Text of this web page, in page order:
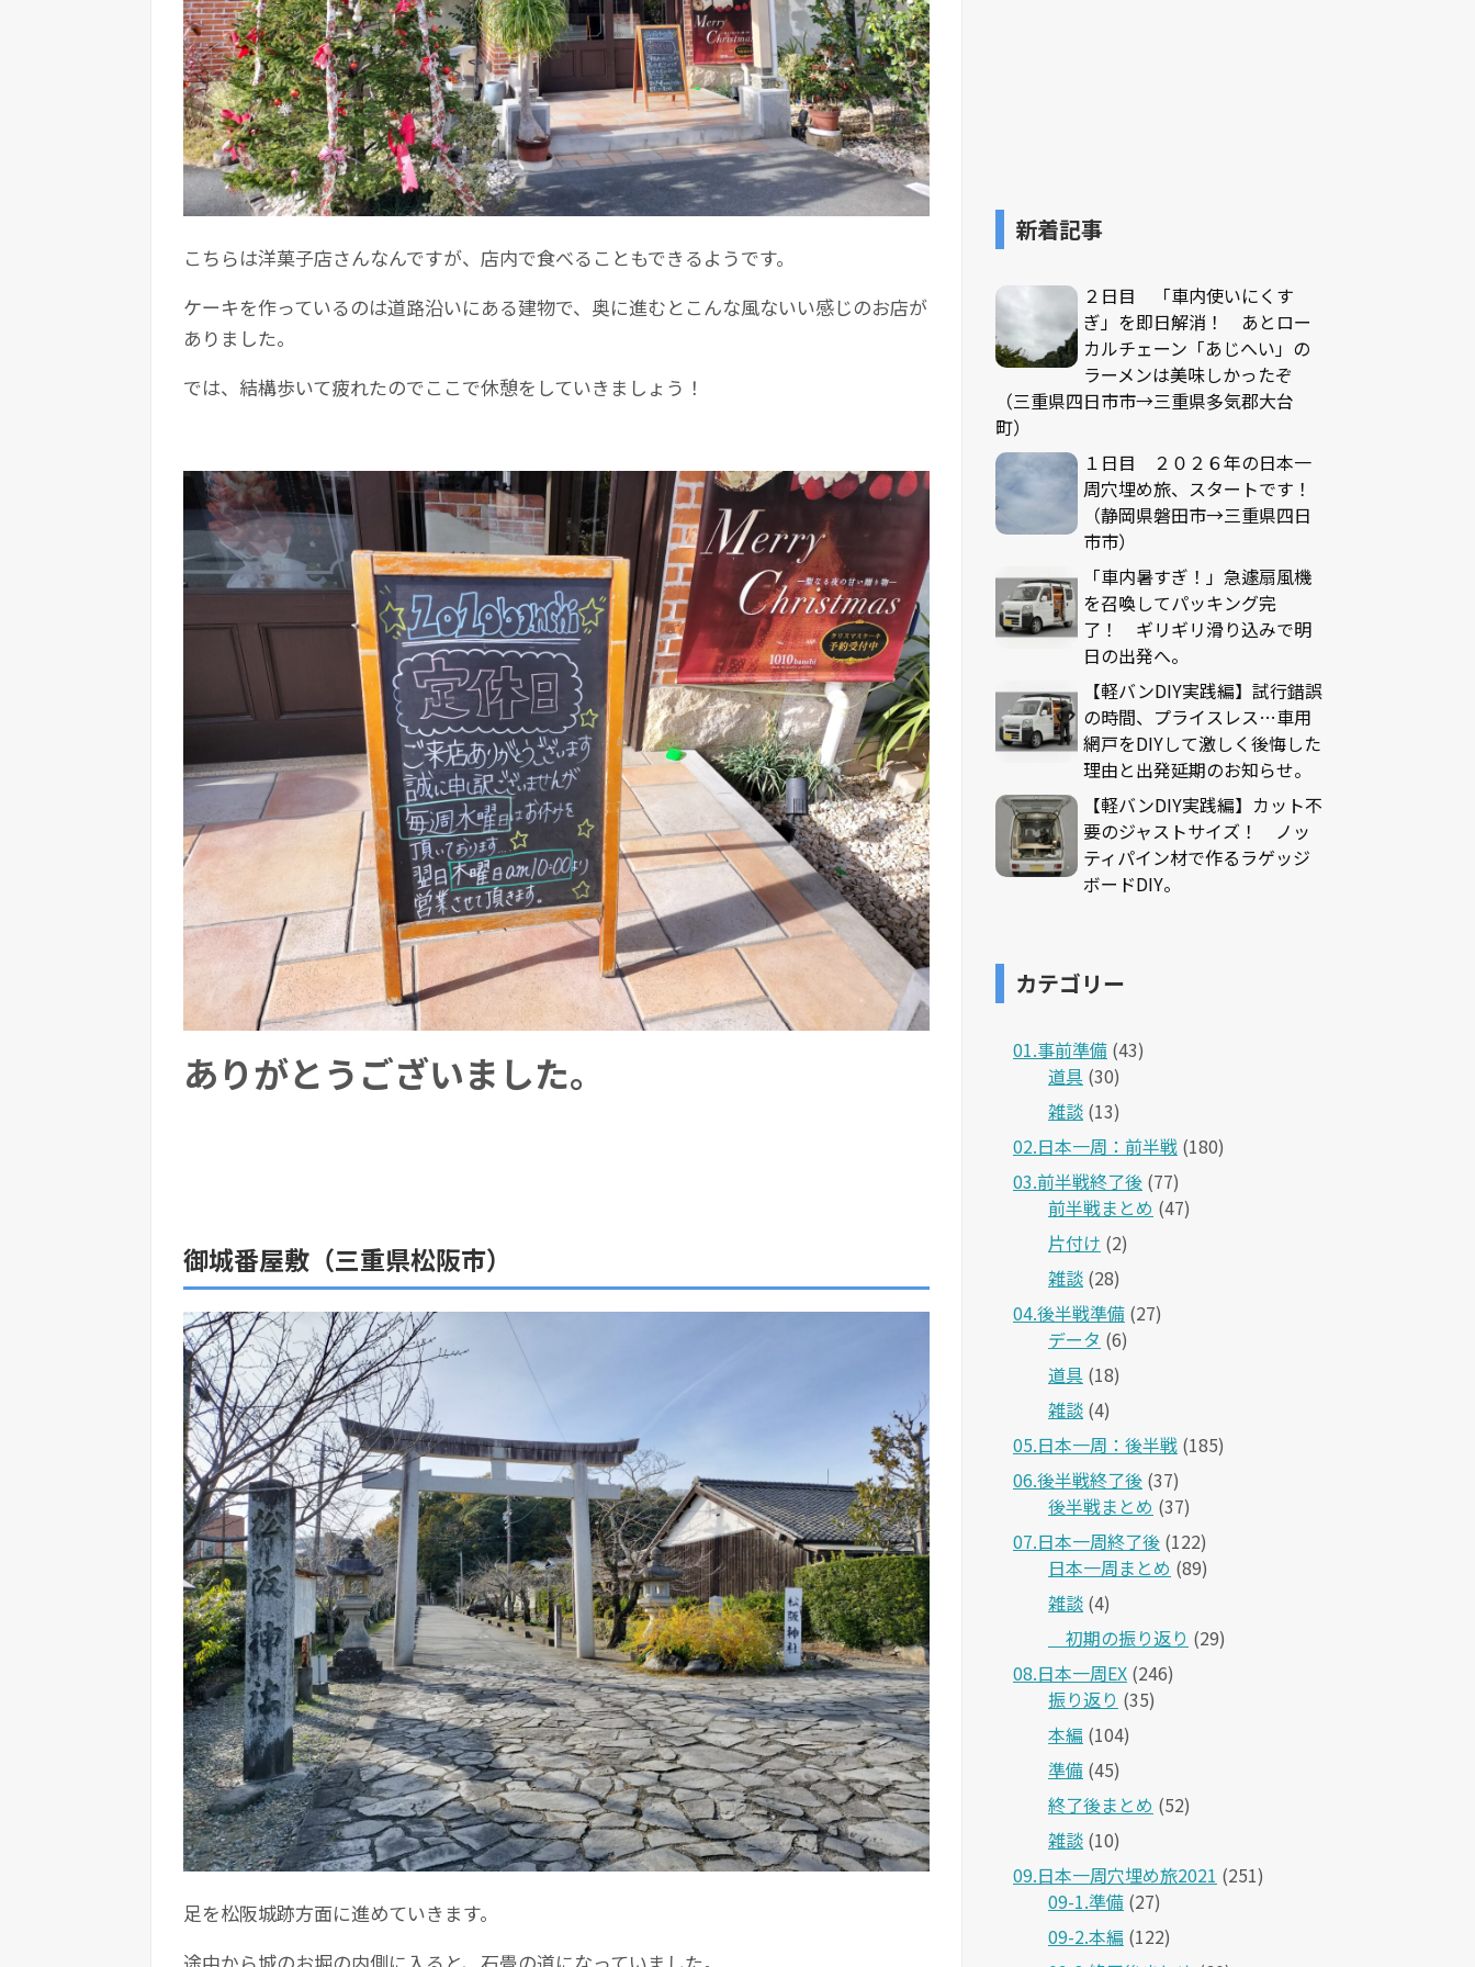
こちらは洋菓子店さんなんですが、店内で食べることもできるようです。
ケーキを作っているのは道路沿いにある建物で、奥に進むとこんな風ないい感じのお店が
ありました。
では、結構歩いて疲れたのでここで休憩をしていきましょう！
ありがとうございました。
御城番屋敷（三重県松阪市）
足を松阪城跡方面に進めていきます。
新着記事
２日目 「車内使いにくす
ぎ」を即日解消！ あとロー
カルチェーン「あじへい」の
ラーメンは美味しかったぞ
（三重県四日市市→三重県多気郡大台
町）
１日目 ２０２６年の日本一
周穴埋め旅、スタートです！
（静岡県磐田市→三重県四日
市市）
「車内暑すぎ！」急遽扇風機
を召喚してパッキング完
了！ ギリギリ滑り込みで明
日の出発へ。
【軽バンDIY実践編】試行錯誤
の時間、プライスレス…車用
網戸をDIYして激しく後悔した
理由と出発延期のお知らせ。
【軽バンDIY実践編】カット不
要のジャストサイズ！ ノッ
ティパイン材で作るラゲッジ
ボードDIY。
カテゴリー
01.事前準備 (43)
道具 (30)
雑談 (13)
02.日本一周：前半戦 (180)
03.前半戦終了後 (77)
前半戦まとめ (47)
片付け (2)
雑談 (28)
04.後半戦準備 (27)
データ (6)
道具 (18)
雑談 (4)
05.日本一周：後半戦 (185)
06.後半戦終了後 (37)
後半戦まとめ (37)
07.日本一周終了後 (122)
日本一周まとめ (89)
雑談 (4)
＿初期の振り返り (29)
08.日本一周EX (246)
振り返り (35)
本編 (104)
準備 (45)
終了後まとめ (52)
雑談 (10)
09.日本一周穴埋め旅2021 (251)
09-1.準備 (27)
09-2.本編 (122)